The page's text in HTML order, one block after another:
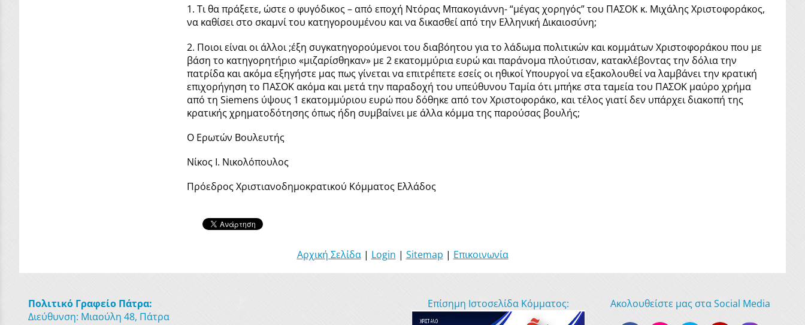
1. Τι θα πράξετε, ώστε ο φυγόδικος – από εποχή Ντόρας Μπακογιάννη- “μέγας χορηγός” του ΠΑΣΟΚ κ. Μιχάλης Χριστοφοράκος,
να καθίσει στο σκαμνί του κατηγορουμένου και να δικασθεί από την Ελληνική Δικαιοσύνη;
2. Ποιοι είναι οι άλλοι ;έξη συγκατηγορούμενοι του διαβόητου για το λάδωμα πολιτικών και κομμάτων Χριστοφοράκου που με
βάση το κατηγορητήριο «μιζαρίσθηκαν» με 2 εκατομμύρια ευρώ και παράνομα πλούτισαν, κατακλέβοντας την δόλια την
πατρίδα και ακόμα εξηγήστε μας πως γίνεται να επιτρέπετε εσείς οι ηθικοί Υπουργοί να εξακολουθεί να λαμβάνει την κρατική
επιχορήγηση το ΠΑΣΟΚ ακόμα και μετά την παραδοχή του υπεύθυνου Ταμία ότι μπήκε στα ταμεία του ΠΑΣΟΚ μαύρο χρήμα
από τη Siemens ύψους 1 εκατομμύριου ευρώ που δόθηκε από τον Χριστοφοράκο, και τέλος γιατί δεν υπάρχει διακοπή της
κρατικής χρηματοδότησης όπως ήδη συμβαίνει με άλλα κόμμα της παρούσας βουλής;
Ο Ερωτών Βουλευτής
Νίκος Ι. Νικολόπουλος
Πρόεδρος Χριστιανοδημοκρατικού Κόμματος Ελλάδος
Αρχική Σελίδα| Login | Sitemap | Επικοινωνία
Πολιτικό Γραφείο Πάτρα:
Διεύθυνση: Μιαούλη 48, Πάτρα
Επίσημη Ιστοσελίδα Κόμματος: Ακολουθείστε μας στα Social Media